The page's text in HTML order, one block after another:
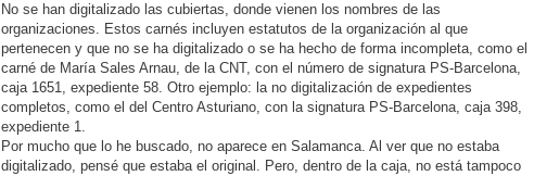
No se han digitalizado las cubiertas, donde vienen los nombres de las
organizaciones. Estos carnés incluyen estatutos de la organización al que
pertenecen y que no se ha digitalizado o se ha hecho de forma incompleta, como el
carné de María Sales Arnau, de la CNT, con el número de signatura PS-Barcelona,
caja 1651, expediente 58. Otro ejemplo: la no digitalización de expedientes
completos, como el del Centro Asturiano, con la signatura PS-Barcelona, caja 398,
expediente 1.
Por mucho que lo he buscado, no aparece en Salamanca. Al ver que no estaba
digitalizado, pensé que estaba el original. Pero, dentro de la caja, no está tampoco